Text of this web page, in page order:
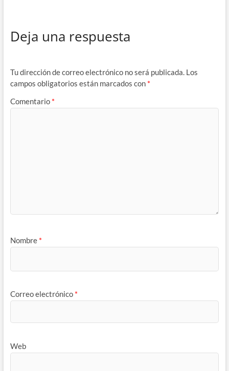
Deja una respuesta
Tu dirección de correo electrónico no será publicada. Los
campos obligatorios están marcados con *
Comentario *
Nombre *
Correo electrónico *
Web